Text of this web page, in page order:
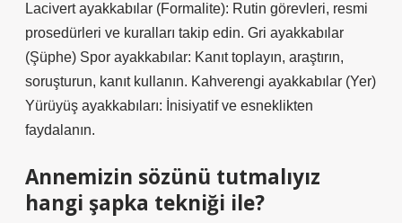
Lacivert ayakkabılar (Formalite): Rutin görevleri, resmi
prosedürleri ve kuralları takip edin. Gri ayakkabılar
(Şüphe) Spor ayakkabılar: Kanıt toplayın, araştırın,
soruşturun, kanıt kullanın. Kahverengi ayakkabılar (Yer)
Yürüyüş ayakkabıları: İnisiyatif ve esneklikten
faydalanın.
Annemizin sözünü tutmalıyız
hangi şapka tekniği ile?